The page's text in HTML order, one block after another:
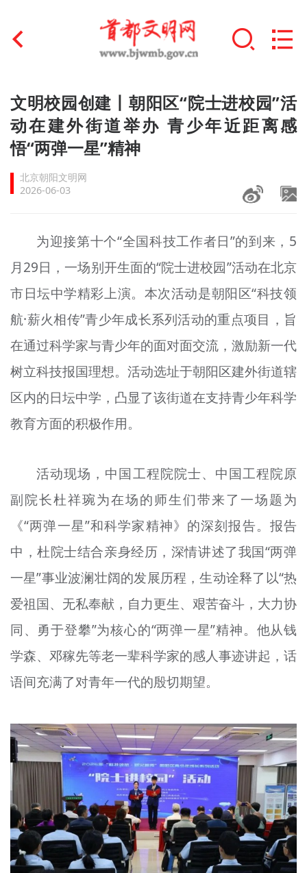
首页
文明创建
+
文明实践
文明培育
+
榜样人物
+
身边好人
文明评论
北京宣传文化引导基金
宣传思想文化人才
专题
文明校园创建丨朝阳区“院士进校园”活
动在建外街道举办 青少年近距离感
悟“两弹一星”精神
北京朝阳文明网
2026-06-03
为迎接第十个“全国科技工作者日”的到来，5
月29日，一场别开生面的“院士进校园”活动在北京
市日坛中学精彩上演。本次活动是朝阳区“科技领
航·薪火相传”青少年成长系列活动的重点项目，旨
在通过科学家与青少年的面对面交流，激励新一代
树立科技报国理想。活动选址于朝阳区建外街道辖
区内的日坛中学，凸显了该街道在支持青少年科学
教育方面的积极作用。
活动现场，中国工程院院士、中国工程院原
副院长杜祥琬为在场的师生们带来了一场题为
《“两弹一星”和科学家精神》的深刻报告。报告
中，杜院士结合亲身经历，深情讲述了我国“两弹
一星”事业波澜壮阔的发展历程，生动诠释了以“热
爱祖国、无私奉献，自力更生、艰苦奋斗，大力协
同、勇于登攀”为核心的“两弹一星”精神。他从钱
学森、邓稼先等老一辈科学家的感人事迹讲起，话
语间充满了对青年一代的殷切期望。